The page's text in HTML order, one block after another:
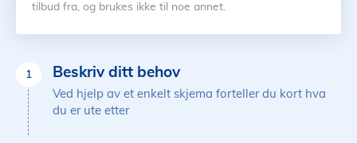
tilbud fra, og brukes ikke til noe annet.
1 Beskriv ditt behov
Ved hjelp av et enkelt skjema forteller du kort hva
du er ute etter